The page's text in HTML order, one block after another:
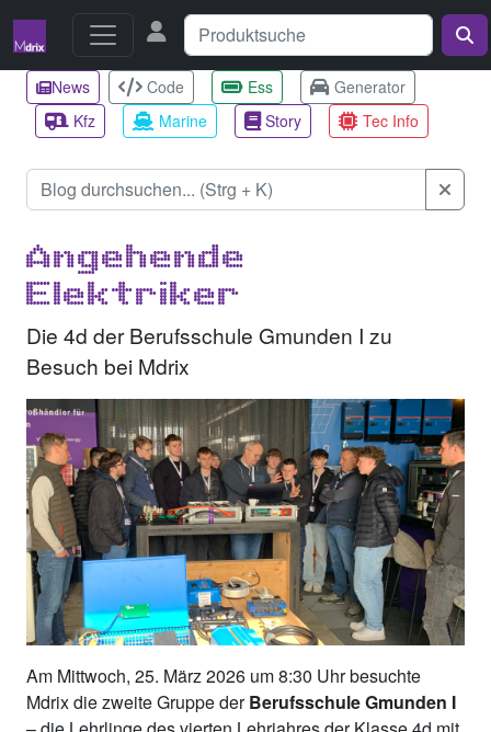
News Code Ess
Generator
Kfz
Marine Story Tec Info
Angehende
Elektriker
Die 4d der Berufsschule Gmunden I zu
Besuch bei Mdrix
Am Mittwoch, 25. März 2026 um 8:30 Uhr besuchte
Mdrix die zweite Gruppe derBerufsschule Gmunden I